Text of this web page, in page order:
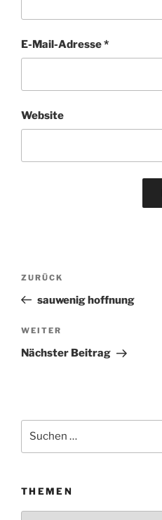
E-Mail-Adresse*
Website
Beitragsnavigation
Vorheriger
Beitrag
ZURÜCK
sauwenig hoffnung
Nächster
Beitrag
WEITER
Nächster Beitrag
Suchen
THEMEN